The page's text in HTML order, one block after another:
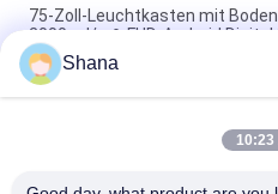
75-Zoll-Leuchtkasten mit
2000 cd/m², FHD, Android
65" 4K UHD-
Android 11 für Outdoor-
55" Ultra-Hochhelligkeits-Floor-
Shana
10:23